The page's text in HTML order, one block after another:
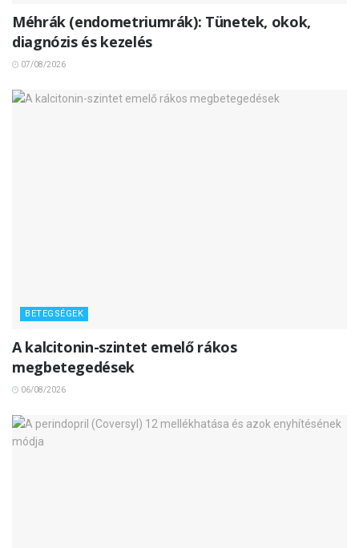
Méhrák (endometriumrák): Tünetek, okok,
diagnózis és kezelés
07/08/2026
BETEGSÉGEK
A kalcitonin-szintet emelő rákos
megbetegedések
06/08/2026